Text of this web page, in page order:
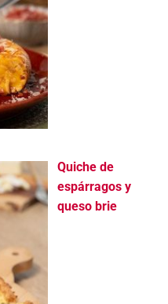
Quiche de
espárragos y
queso brie